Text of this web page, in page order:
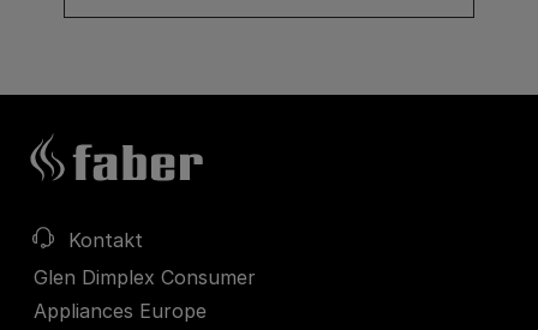
Kontakt
Glen Dimplex Consumer
Appliances Europe